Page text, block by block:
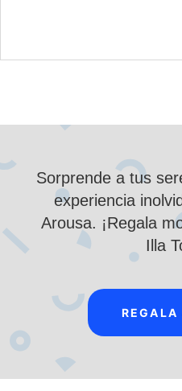
Sorprende a tus
experiencia
Arousa. ¡Regala
Illa
REGALA